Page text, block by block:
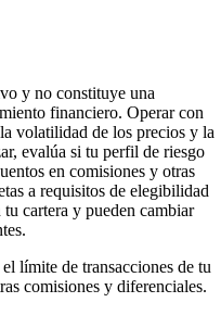
y no constituye una
financiero. Operar con
volatilidad de los precios y la
evalúa si tu perfil de riesgo
en comisiones y otras
a requisitos de elegibilidad
cartera y pueden cambiar
límite de transacciones de tu
comisiones y diferenciales.